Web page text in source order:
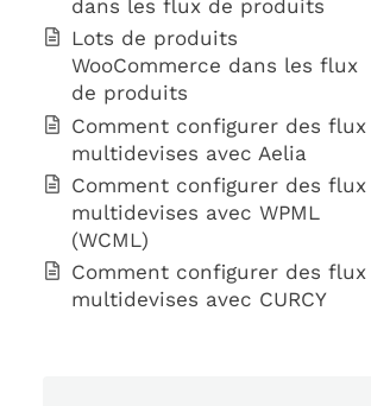
dans les flux de produits
Lots de produits
WooCommerce dans les flux
de produits
Comment configurer des flux
multidevises avec Aelia
Comment configurer des flux
multidevises avec WPML
(WCML)
Comment configurer des flux
multidevises avec CURCY